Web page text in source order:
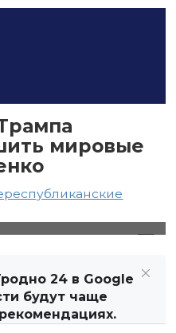
мировые
24 в Google
будут чаще